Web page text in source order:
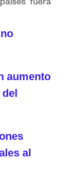
fuera
aumento
al